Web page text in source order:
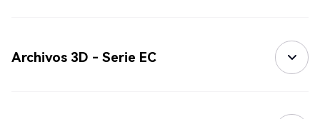
Archivos 3D - Serie EC